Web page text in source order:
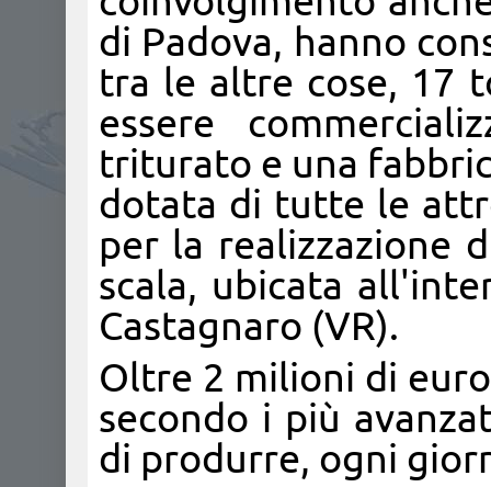
di Padova, hanno
tra le altre cose, 17
essere
triturato e una
dotata di tutte le
per la realizzazione
scala, ubicata
Castagnaro (VR).
Oltre 2 milioni di
secondo i più
di produrre, ogni